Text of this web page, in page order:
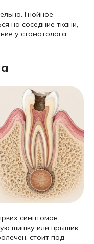
Гнойное
на соседние ткани,
у стоматолога.
симптомов.
шишку или прыщик
стоит под